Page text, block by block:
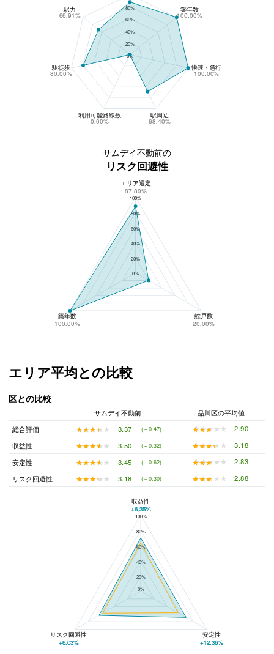
80%
60%
40%
20%
0%
駅力
66.91%
駅徒歩
80.00%
利用可能路線数
0.00%
駅周辺
68.40%
快速・急行
100.00%
築年数
100.00%
サムデイ不動前の
リスク回避性
サムデイ不動前のリスク回避性
100%
80%
60%
40%
20%
0%
エリア選定
87.80%
築年数
100.00%
総戸数
20.00%
エリア平均との比較
区との比較
サムデイ不動前
品川区の平均値
総合評価
★★★★★
★★★★★ 3.37 (＋0.47) ★★★★★
★★★★★
2.90
収益性
★★★★★
★★★★★ 3.50 (＋0.32) ★★★★★
★★★★★
3.18
安定性
★★★★★
★★★★★ 3.45 (＋0.62) ★★★★★
★★★★★
2.83
リスク回避性
★★★★★
★★★★★ 3.18 (＋0.30) ★★★★★
★★★★★ 2.88
サムデイ不動前と品川区の平均値の総合評価の比較
100%
80%
60%
40%
20%
0%
収益性
+6.35%
リスク回避性
+6.03%
安定性
+12.36%